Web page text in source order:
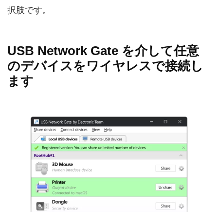
択肢です。
USB Network Gate を介して任意
のデバイスをワイヤレスで接続し
ます